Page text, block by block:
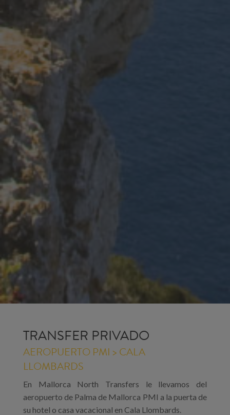
TRANSFER PRIVADO
AEROPUERTO PMI > CALA
LLOMBARDS
En Mallorca North Transfers le llevamos del
aeropuerto de Palma de Mallorca PMI a la puerta de
su hotel o casa vacacional en Cala Llombards.